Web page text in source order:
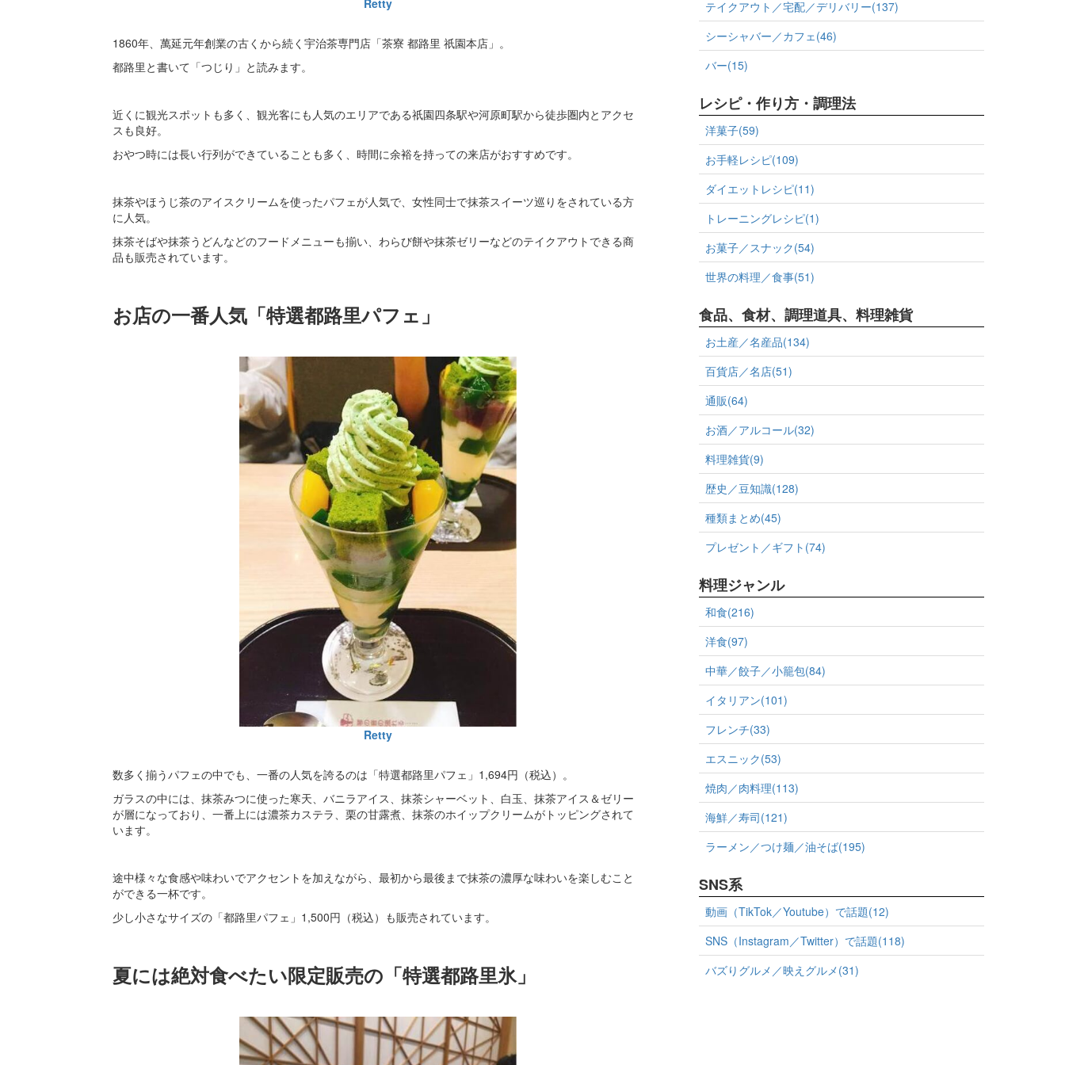
1860年、萬延元年創業の古くから続く宇治茶専門店「茶寮 都路里 祇園本店」。
都路里と書いて「つじり」と読みます。
近くに観光スポットも多く、観光客にも人気のエリアである祇園四条駅や河原町駅から徒歩圏内とアクセ
スも良好。
おやつ時には長い行列ができていることも多く、時間に余裕を持っての来店がおすすめです。
抹茶やほうじ茶のアイスクリームを使ったパフェが人気で、女性同士で抹茶スイーツ巡りをされている方
に人気。
抹茶そばや抹茶うどんなどのフードメニューも揃い、わらび餅や抹茶ゼリーなどのテイクアウトできる商
品も販売されています。
お店の一番人気「特選都路里パフェ」
Retty
数多く揃うパフェの中でも、一番の人気を誇るのは「特選都路里パフェ」1,694円（税込）。
ガラスの中には、抹茶みつに使った寒天、バニラアイス、抹茶シャーベット、白玉、抹茶アイス＆ゼリー
が層になっており、一番上には濃茶カステラ、栗の甘露煮、抹茶のホイップクリームがトッピングされて
います。
途中様々な食感や味わいでアクセントを加えながら、最初から最後まで抹茶の濃厚な味わいを楽しむこと
ができる一杯です。
少し小さなサイズの「都路里パフェ」1,500円（税込）も販売されています。
夏には絶対食べたい限定販売の「特選都路里氷」
テイクアウト／宅配／デリバリー(137)
シーシャバー／カフェ(46)
バー(15)
レシピ・作り方・調理法
洋菓子(59)
お手軽レシピ(109)
ダイエットレシピ(11)
トレーニングレシピ(1)
お菓子／スナック(54)
世界の料理／食事(51)
食品、食材、調理道具、料理雑貨
お土産／名産品(134)
百貨店／名店(51)
通販(64)
お酒／アルコール(32)
料理雑貨(9)
歴史／豆知識(128)
種類まとめ(45)
プレゼント／ギフト(74)
料理ジャンル
和食(216)
洋食(97)
中華／餃子／小籠包(84)
イタリアン(101)
フレンチ(33)
エスニック(53)
焼肉／肉料理(113)
海鮮／寿司(121)
ラーメン／つけ麺／油そば(195)
SNS系
動画（TikTok／Youtube）で話題(12)
SNS（Instagram／Twitter）で話題(118)
バズりグルメ／映えグルメ(31)